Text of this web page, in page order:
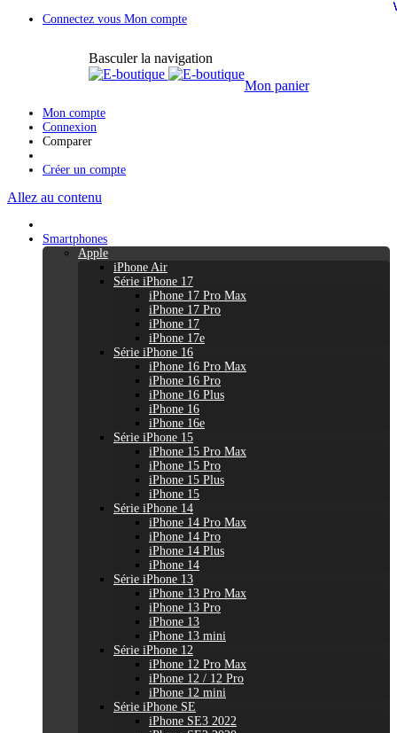
Connectez vous Mon compte
Basculer la navigation
Mon panier
Mon compte
Connexion
Comparer
Créer un compte
Allez au contenu
Smartphones
Apple
iPhone Air
Série iPhone 17
iPhone 17 Pro Max
iPhone 17 Pro
iPhone 17
iPhone 17e
Série iPhone 16
iPhone 16 Pro Max
iPhone 16 Pro
iPhone 16 Plus
iPhone 16
iPhone 16e
Série iPhone 15
iPhone 15 Pro Max
iPhone 15 Pro
iPhone 15 Plus
iPhone 15
Série iPhone 14
iPhone 14 Pro Max
iPhone 14 Pro
iPhone 14 Plus
iPhone 14
Série iPhone 13
iPhone 13 Pro Max
iPhone 13 Pro
iPhone 13
iPhone 13 mini
Série iPhone 12
iPhone 12 Pro Max
iPhone 12 / 12 Pro
iPhone 12 mini
Série iPhone SE
iPhone SE3 2022